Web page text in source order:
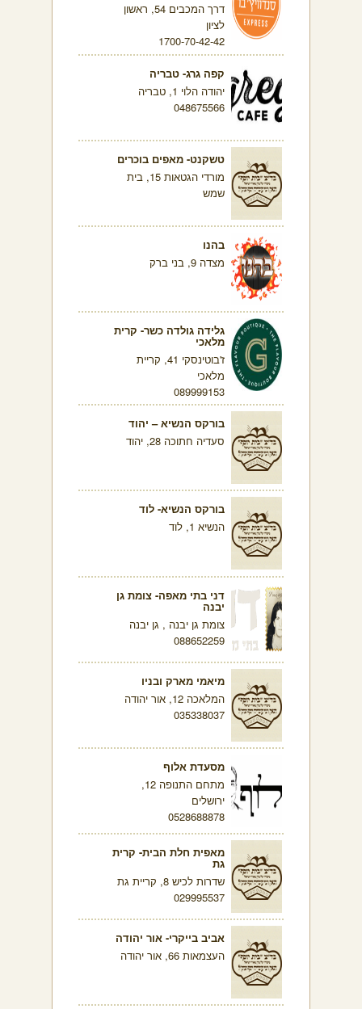
דרך המכבים 54, ראשון
לציון
1700-70-42-42
קפה גרג- טבריה
יהודה הלוי 1, טבריה
048675566
טשקנט- מאפים בוכרים
מורדי הגטאות 15, בית
שמש
בהנו
מצדה 9, בני ברק
גלידה גולדה כשר- קרית
מלאכי
ז'בוטינסקי 41, קריית
מלאכי
089999153
בורקס הנשיא – יהוד
סעדיה חתוכה 28, יהוד
בורקס הנשיא- לוד
הנשיא 1, לוד
דני בתי מאפה- צומת גן
יבנה
צומת גן יבנה , גן יבנה
088652259
מיאמי מארק ובניו
המלאכה 12, אור יהודה
035338037
מסעדת אלוף
מתחם התנופה 12,
ירושלים
0528688878
מאפית חלת הבית- קרית
גת
שדרות לכיש 8, קריית גת
029995537
אביב בייקרי- אור יהודה
העצמאות 66, אור יהודה